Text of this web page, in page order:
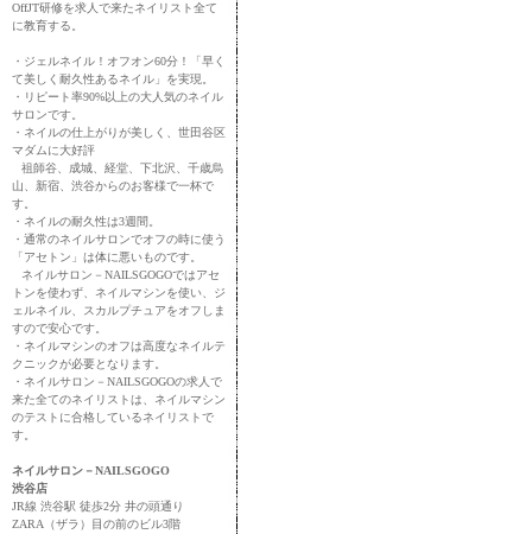
OffJT研修を求人で来たネイリスト全て
に教育する。
・ジェルネイル！オフオン60分！「早く
て美しく耐久性あるネイル」を実現。
・リピート率90%以上の大人気のネイル
サロンです。
・ネイルの仕上がりが美しく、世田谷区
マダムに大好評
祖師谷、成城、経堂、下北沢、千歳烏
山、新宿、渋谷からのお客様で一杯で
す。
・ネイルの耐久性は3週間。
・通常のネイルサロンでオフの時に使う
「アセトン」は体に悪いものです。
ネイルサロン－NAILSGOGOではアセ
トンを使わず、ネイルマシンを使い、ジ
ェルネイル、スカルプチュアをオフしま
すので安心です。
・ネイルマシンのオフは高度なネイルテ
クニックが必要となります。
・ネイルサロン－NAILSGOGOの求人で
来た全てのネイリストは、ネイルマシン
のテストに合格しているネイリストで
す。
ネイルサロン－NAILSGOGO
渋谷店
JR線 渋谷駅 徒歩2分 井の頭通り
ZARA（ザラ）目の前のビル3階